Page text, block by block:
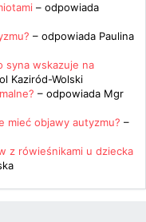
– odpowiada
– odpowiada Paulina
syna wskazuje na
Kaziród-Wolski
– odpowiada Mgr
mieć objawy autyzmu? –
z rówieśnikami u dziecka